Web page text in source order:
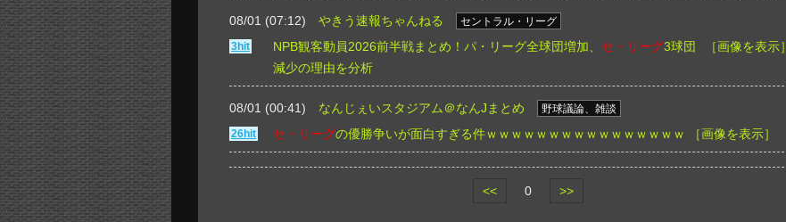
08/01 (07:12) やきう速報ちゃんねる
セントラル・リーグ
3hit
NPB観客動員2026前半戦まとめ！パ・リーグ全球団増加、 セ・リーグ3球団
減少の理由を分析
［画像を表示］
08/01 (00:41) なんじぇいスタジアム＠なんJまとめ
野球議論、雑談
26hit
セ・リーグの優勝争いが面白すぎる件ｗｗｗｗｗｗｗｗｗｗｗｗｗｗｗｗ ［画像を表示］
<< 0 >>